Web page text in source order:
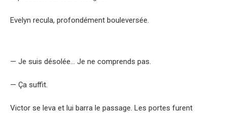
Evelyn recula, profondément bouleversée.
— Je suis désolée… Je ne comprends pas.
— Ça suffit.
Victor se leva et lui barra le passage. Les portes furent